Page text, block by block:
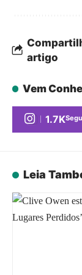
artigo
Vem
1.7K
Leia